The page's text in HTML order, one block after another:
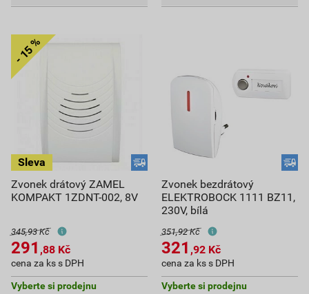
Zvonek drátový ZAMEL
KOMPAKT 1ZDNT-002, 8V
345,93 Kč
291 ,88 Kč
cena za ks s DPH
Vyberte si prodejnu
Zvonek bezdrátový
ELEKTROBOCK 1111 BZ11,
230V, bílá
351,92 Kč
321 ,92 Kč
cena za ks s DPH
Vyberte si prodejnu